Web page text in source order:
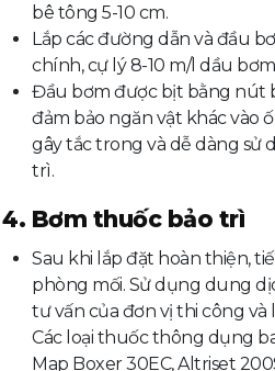
bê tông 5-10 cm.
Lắp các đường dẫn và đầu
chính, cự lý 8-10 m/l dầu
Đầu bơm được bịt bằng nút
đảm bảo ngăn vật khác vào
gây tắc trong và dễ dàng sử
trì.
4. Bơm thuốc bảo trì
Sau khi lắp đặt hoàn thiện,
phòng mối. Sử dụng dung
tư vấn của đơn vị thi công
Các loại thuốc thông dụng
Map Boxer 30EC, Altriset